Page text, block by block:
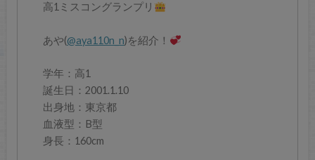
高1ミスコングランプリ
あや(@aya110n_n)を紹介！
学年：高1
誕生日：2001.1.10
出身地：東京都
血液型：B型
身長：160cm